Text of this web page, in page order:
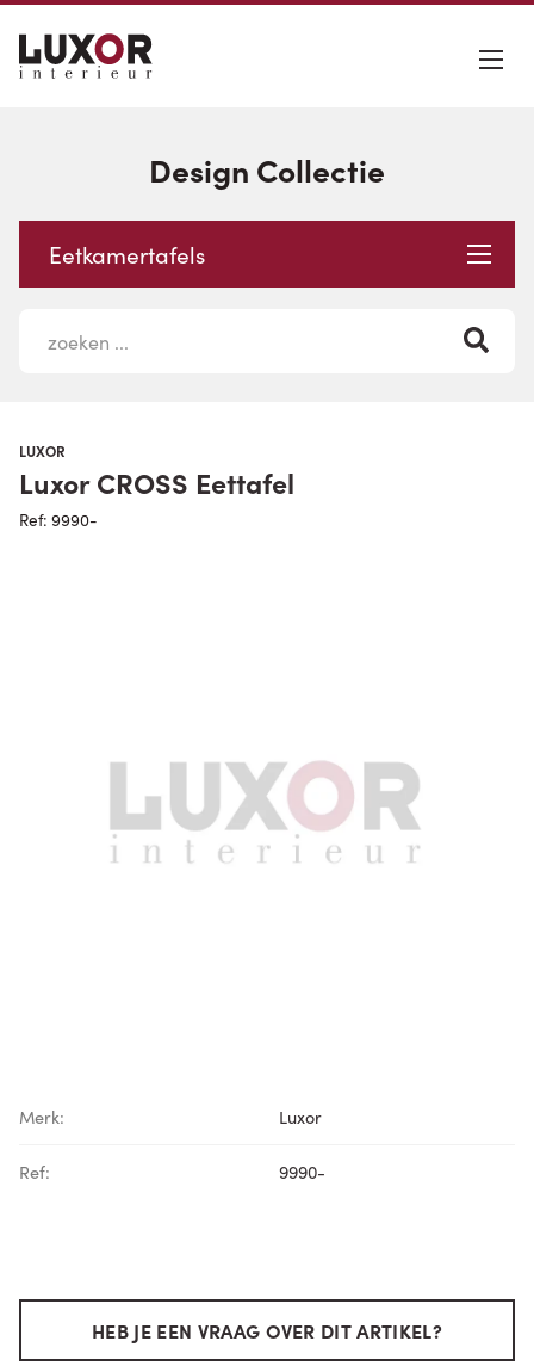
Design Collectie
Eetkamertafels
LUXOR
Luxor CROSS Eettafel
Ref: 9990-
Merk: Luxor
Ref: 9990-
HEB JE EEN VRAAG OVER DIT ARTIKEL?